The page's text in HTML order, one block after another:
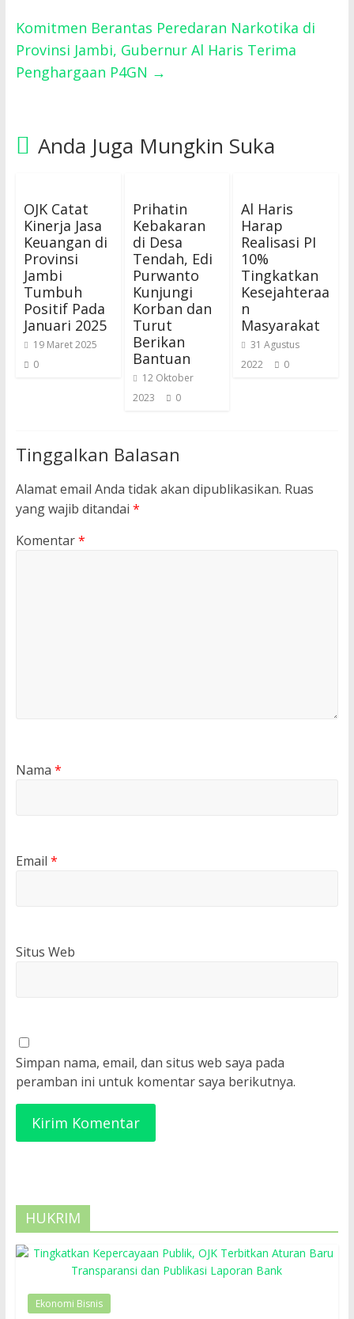
Komitmen Berantas Peredaran Narkotika di
Provinsi Jambi, Gubernur Al Haris Terima
Penghargaan P4GN →
Anda Juga Mungkin Suka
OJK Catat
Kinerja Jasa
Keuangan di
Provinsi
Jambi
Tumbuh
Positif Pada
Januari 2025
19 Maret 2025
0
Prihatin
Kebakaran
di Desa
Tendah, Edi
Purwanto
Kunjungi
Korban dan
Turut
Berikan
Bantuan
12 Oktober
2023
0
Al Haris
Harap
Realisasi PI
10%
Tingkatkan
Kesejahteraa
n
Masyarakat
31 Agustus
2022
0
Tinggalkan Balasan
Alamat email Anda tidak akan dipublikasikan. Ruas
yang wajib ditandai *
Komentar*
Nama *
Email *
Situs Web
Simpan nama, email, dan situs web saya pada
peramban ini untuk komentar saya berikutnya.
HUKRIM
Ekonomi Bisnis